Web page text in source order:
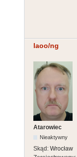
laoo/ng
Atarowiec
Nieaktywny
Skąd: Wrocław